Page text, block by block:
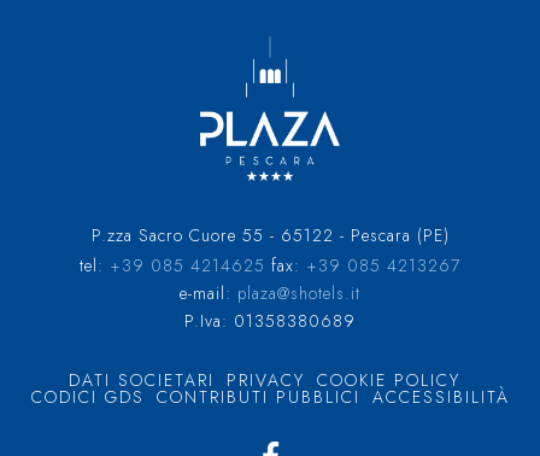
P.zza Sacro Cuore 55 - 65122 - Pescara (PE)
tel: +39 085 4214625 fax: +39 085 4213267
e-mail: plaza@shotels.it
P.Iva: 01358380689
DATI SOCIETARI PRIVACY COOKIE POLICY
CODICI GDS CONTRIBUTI PUBBLICI ACCESSIBILITÀ